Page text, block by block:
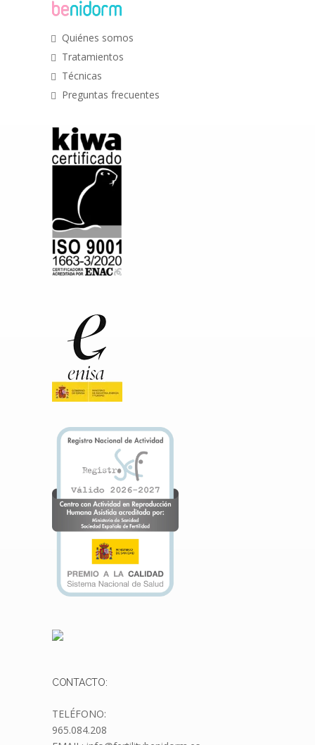
Quiénes somos
Tratamientos
Técnicas
Preguntas frecuentes
CONTACTO:
TELÉFONO:
965.084.208